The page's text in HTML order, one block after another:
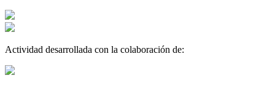
Actividad desarrollada con la colaboración de: